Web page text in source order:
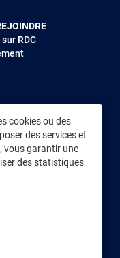
cookies ou des
des services et
vous garantir une
des statistiques
RDC